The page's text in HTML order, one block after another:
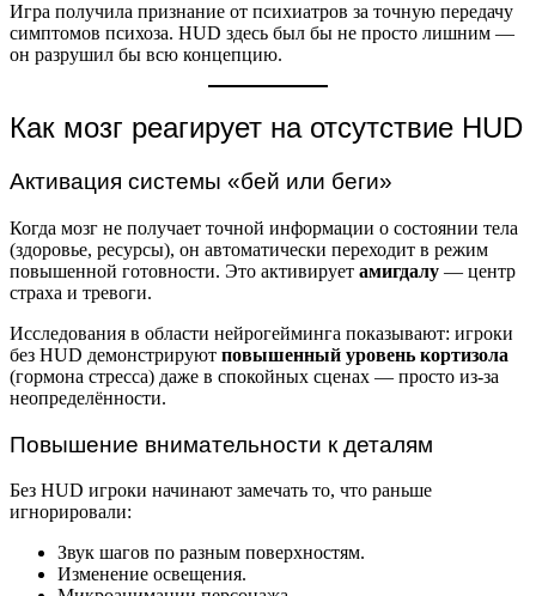
Игра получила признание от психиатров за точную передачу
симптомов психоза. HUD здесь был бы не просто лишним —
он разрушил бы всю концепцию.
Как мозг реагирует на отсутствие HUD
Активация системы «бей или беги»
Когда мозг не получает точной информации о состоянии тела
(здоровье, ресурсы), он автоматически переходит в режим
повышенной готовности. Это активирует амигдалу — центр
страха и тревоги.
Исследования в области нейрогейминга показывают: игроки
без HUD демонстрируют повышенный уровень кортизола
(гормона стресса) даже в спокойных сценах — просто из-за
неопределённости.
Повышение внимательности к деталям
Без HUD игроки начинают замечать то, что раньше
игнорировали:
Звук шагов по разным поверхностям.
Изменение освещения.